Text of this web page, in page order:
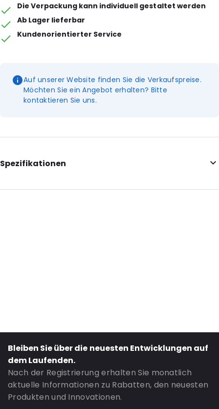
Die Verpackung kann individuell gestaltet werden
Ab Lager lieferbar
Kundenorientierter Service
Auf unserer Website finden Sie die Verkaufspreise.
Möchten Sie ein Angebot erhalten? Bitte
kontaktieren Sie uns.
Spezifikationen
Additional information: Mit Aufreißkerben
Header: 30
Bottom gusset: 45
Bestell-ID: 332
Bleiben Sie über die neuesten Entwicklungen auf
dem Laufenden.
Nach der Registrierung erhalten Sie monatlich
aktuelle Informationen zu Rabatten, den neuesten
Produkten und Innovationen.